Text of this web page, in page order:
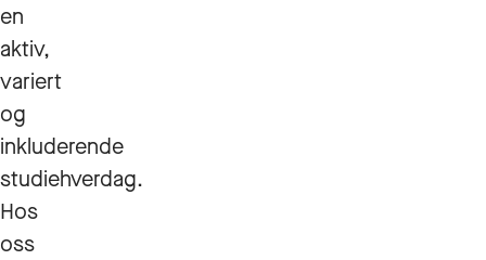
en
aktiv,
variert
og
inkluderende
studiehverdag.
Hos
oss